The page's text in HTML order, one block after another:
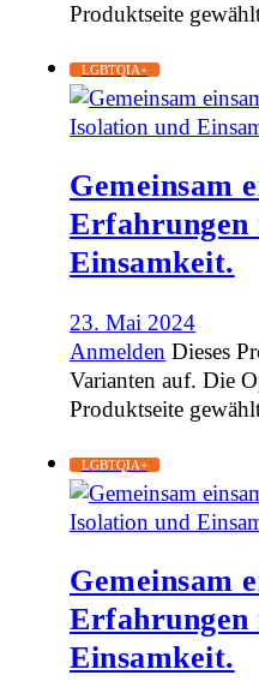
Produktseite
LGBTQIA+
Gemeinsam
Einsamkeit.
23. Mai 2024
Anmelden Dieses
Varianten auf. Die
Produktseite
LGBTQIA+
Gemeinsam
Einsamkeit.